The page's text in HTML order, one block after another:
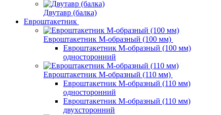
Двутавр (балка)
Евроштакетник
Евроштакетник М-образный (100 мм)
Евроштакетник М-образный (100 мм)
односторонний
Евроштакетник М-образный (110 мм)
Евроштакетник М-образный (110 мм)
односторонний
Евроштакетник М-образный (110 мм)
двухсторонний